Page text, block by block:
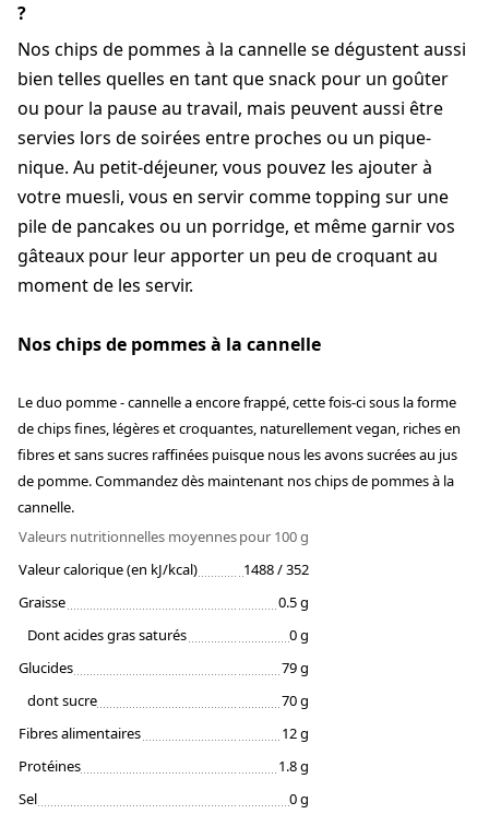
?
Nos chips de pommes à la cannelle se dégustent aussi
bien telles quelles en tant que snack pour un goûter
ou pour la pause au travail, mais peuvent aussi être
servies lors de soirées entre proches ou un pique-
nique. Au petit-déjeuner, vous pouvez les ajouter à
votre muesli, vous en servir comme topping sur une
pile de pancakes ou un porridge, et même garnir vos
gâteaux pour leur apporter un peu de croquant au
moment de les servir.
Nos chips de pommes à la cannelle
Le duo pomme - cannelle a encore frappé, cette fois-ci sous la forme
de chips fines, légères et croquantes, naturellement vegan, riches en
fibres et sans sucres raffinées puisque nous les avons sucrées au jus
de pomme. Commandez dès maintenant nos chips de pommes à la
cannelle.
Valeurs nutritionnelles moyennespour 100 g
Valeur calorique (en kJ/kcal)
1488 / 352
Graisse
0.5 g
Dont acides gras saturés
0 g
Glucides
79 g
dont sucre
70 g
Fibres alimentaires
12 g
Protéines
1.8 g
Sel
0 g